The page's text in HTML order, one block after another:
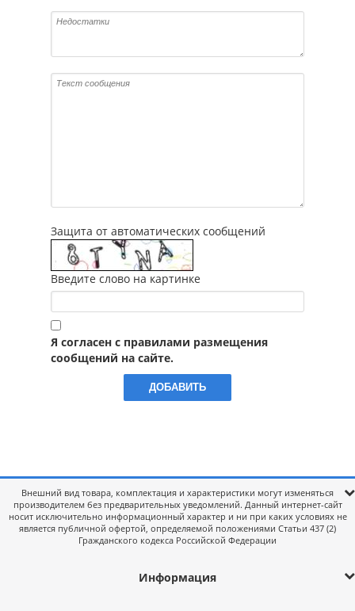
Защита от автоматических сообщений
Введите слово на картинке
Я согласен с правилами размещения
сообщений на сайте.
Внешний вид товара, комплектация и характеристики могут изменяться
производителем без предварительных уведомлений. Данный интернет-сайт
носит исключительно информационный характер и ни при каких условиях не
является публичной офертой, определяемой положениями Статьи 437 (2)
Гражданского кодекса Российской Федерации
Информация